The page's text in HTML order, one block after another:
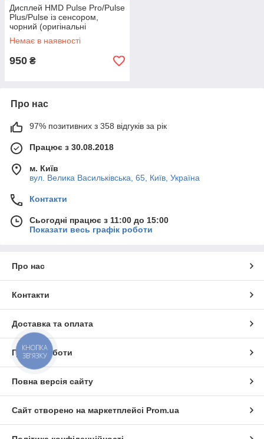
Дисплей HMD Pulse Pro/Pulse
Plus/Pulse із сенсором,
чорний (оригінальні
комплектуючі)
Немає в наявності
950 ₴
Про нас
97% позитивних з 358 відгуків за рік
Працює з 30.08.2018
м. Київ
вул. Велика Васильківська, 65, Київ, Україна
Контакти
Сьогодні працює з 11:00 до 15:00
Показати весь графік роботи
Про нас
Контакти
Доставка та оплата
Графік роботи
Повна версія сайту
Сайт створено на маркетплейсі Prom.ua
КНОПКА
ЗВ'ЯЗКУ